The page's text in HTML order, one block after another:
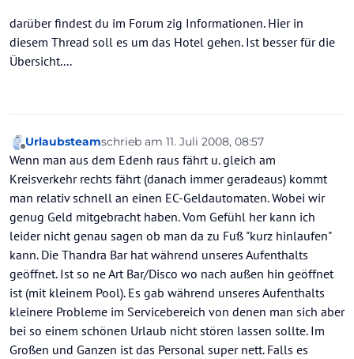
darüber findest du im Forum zig Informationen. Hier in
diesem Thread soll es um das Hotel gehen. Ist besser für die
Übersicht....
Offline
Urlaubsteamschrieb am 11. Juli 2008, 08:57
zuletzt editiert von
Wenn man aus dem Edenh raus fährt u. gleich am
Kreisverkehr rechts fährt (danach immer geradeaus) kommt
man relativ schnell an einen EC-Geldautomaten. Wobei wir
genug Geld mitgebracht haben. Vom Gefühl her kann ich
leider nicht genau sagen ob man da zu Fuß "kurz hinlaufen"
kann. Die Thandra Bar hat während unseres Aufenthalts
geöffnet. Ist so ne Art Bar/Disco wo nach außen hin geöffnet
ist (mit kleinem Pool). Es gab während unseres Aufenthalts
kleinere Probleme im Servicebereich von denen man sich aber
bei so einem schönen Urlaub nicht stören lassen sollte. Im
Großen und Ganzen ist das Personal super nett. Falls es